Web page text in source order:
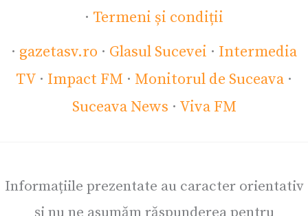
· Termeni și condiții
· gazetasv.ro · Glasul Sucevei · Intermedia
TV · Impact FM · Monitorul de Suceava ·
Suceava News · Viva FM
Informațiile prezentate au caracter orientativ
și nu ne asumăm răspunderea pentru